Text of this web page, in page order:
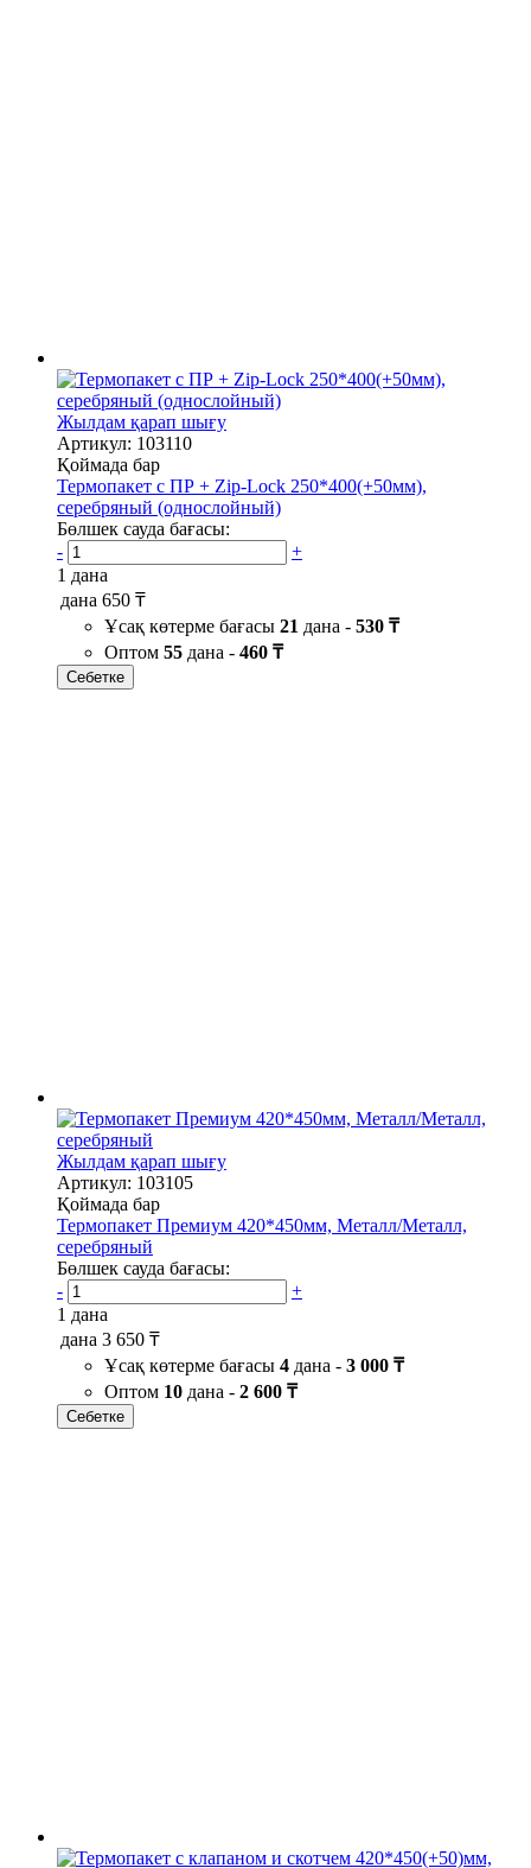
Жылдам қарап шығу
Артикул: 103110
Қоймада бар
Термопакет с ПР + Zip-Lock 250*400(+50мм),
серебряный (однослойный)
Бөлшек сауда бағасы:
-
+
1 дана
дана 650 ₸
Ұсақ көтерме бағасы 21 дана - 530 ₸
Оптом 55 дана - 460 ₸
Себетке
Жылдам қарап шығу
Артикул: 103105
Қоймада бар
Термопакет Премиум 420*450мм, Металл/Металл,
серебряный
Бөлшек сауда бағасы:
-
+
1 дана
дана 3 650 ₸
Ұсақ көтерме бағасы 4 дана - 3 000 ₸
Оптом 10 дана - 2 600 ₸
Себетке